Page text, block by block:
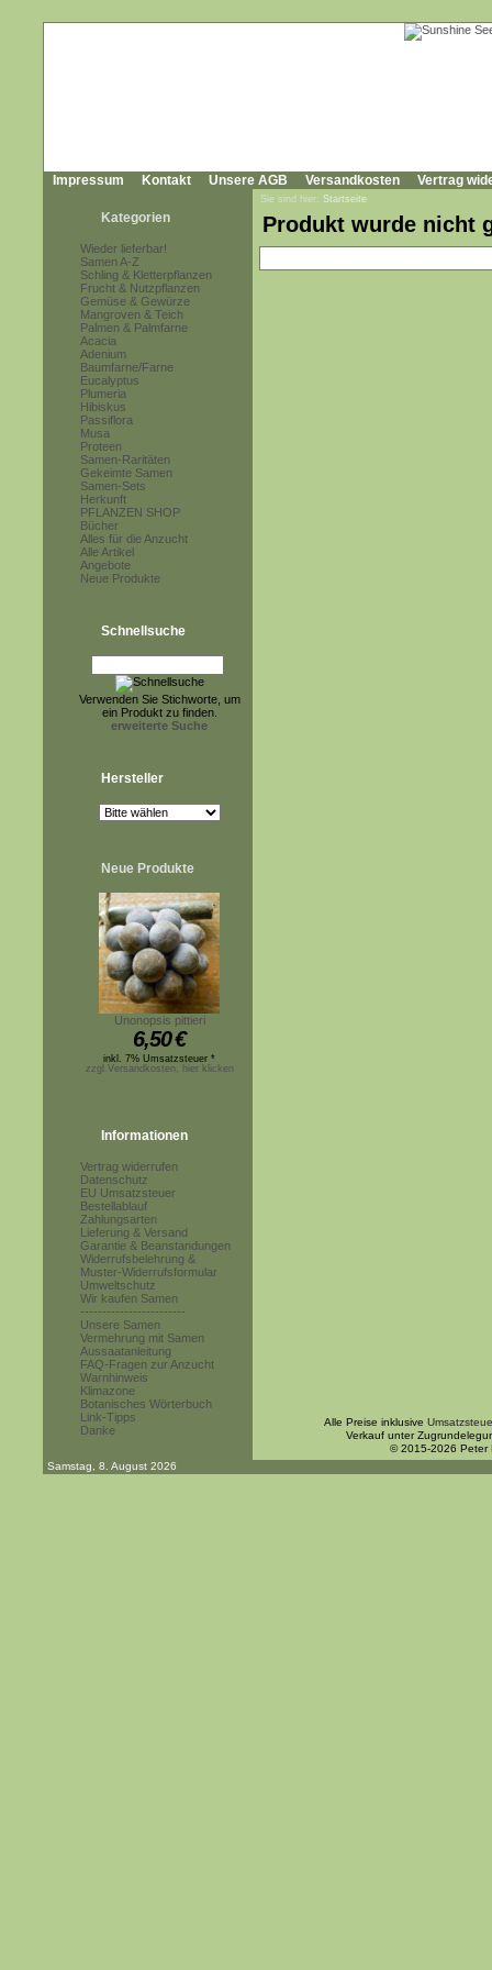
Impressum Kontakt Unsere AGB Versandkosten Vertrag
Kategorien
Wieder lieferbar!
Samen A-Z
Schling & Kletterpflanzen
Frucht & Nutzpflanzen
Gemüse & Gewürze
Mangroven & Teich
Palmen & Palmfarne
Acacia
Adenium
Baumfarne/Farne
Eucalyptus
Plumeria
Hibiskus
Passiflora
Musa
Proteen
Samen-Raritäten
Gekeimte Samen
Samen-Sets
Herkunft
PFLANZEN SHOP
Bücher
Alles für die Anzucht
Alle Artikel
Angebote
Neue Produkte
Schnellsuche
Verwenden Sie Stichworte, um
ein Produkt zu finden.
erweiterte Suche
Hersteller
Neue Produkte
Unonopsis pittieri
6,50€
inkl. 7% Umsatzsteuer *
zzgl.Versandkosten, hier klicken
Informationen
Vertrag widerrufen
Datenschutz
EU Umsatzsteuer
Bestellablauf
Zahlungsarten
Lieferung & Versand
Garantie & Beanstandungen
Widerrufsbelehrung &
Muster-Widerrufsformular
Umweltschutz
Wir kaufen Samen
------------------------
Unsere Samen
Vermehrung mit Samen
Aussaatanleitung
FAQ-Fragen zur Anzucht
Warnhinweis
Klimazone
Botanisches Wörterbuch
Link-Tipps
Danke
Sie sind hier: Startseite
Produkt wurde nicht
Alle Preise inklusive
Verkauf unter
© 2015-2026 Peter
Samstag, 8. August 2026